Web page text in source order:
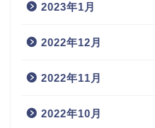
2023年1月
2022年12月
2022年11月
2022年10月